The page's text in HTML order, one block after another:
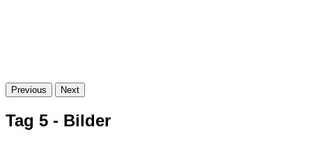
Previous Next
Tag 5 - Bilder